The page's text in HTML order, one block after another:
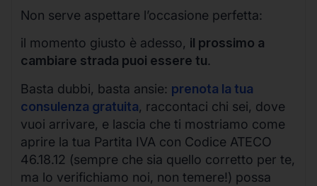
Non serve aspettare l’occasione perfetta:
il momento giusto è adesso, il prossimo a
cambiare strada puoi essere tu.
Basta dubbi, basta ansie: prenota la tua
consulenza gratuita, raccontaci chi sei, dove
vuoi arrivare, e lascia che ti mostriamo come
aprire la tua Partita IVA con Codice ATECO
46.18.12 (sempre che sia quello corretto per te,
ma lo verifichiamo noi, non temere!) possa